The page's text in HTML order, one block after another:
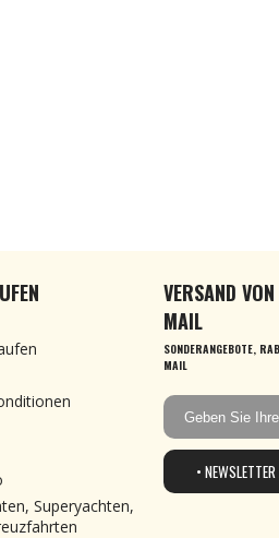
Superyachten,
VERSAND
MAIL
SONDERANGEBOTE,
MAIL
•